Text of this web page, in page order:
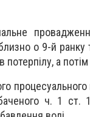
о 9-й ранку
потерпілу, а
процесуального
ч. 1 ст.